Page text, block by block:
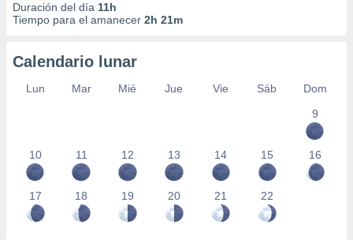
Duración del día 11h
Tiempo para el amanecer 2h 21m
Calendario lunar
Lun Mar Mié Jue Vie Sáb
Dom
9
10 11 12 13 14 15 16
17 18 19 20 21 22